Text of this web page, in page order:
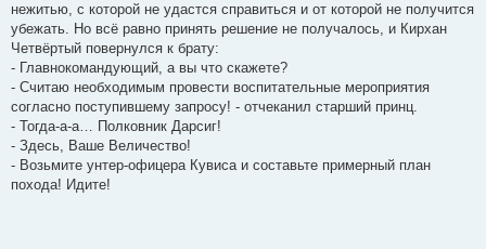
нежитью, с которой не удастся справиться и от которой не получится
убежать. Но всё равно принять решение не получалось, и Кирхан
Четвёртый повернулся к брату:
- Главнокомандующий, а вы что скажете?
- Считаю необходимым провести воспитательные мероприятия
согласно поступившему запросу! - отчеканил старший принц.
- Тогда-а-а… Полковник Дарсиг!
- Здесь, Ваше Величество!
- Возьмите унтер-офицера Кувиса и составьте примерный план
похода! Идите!